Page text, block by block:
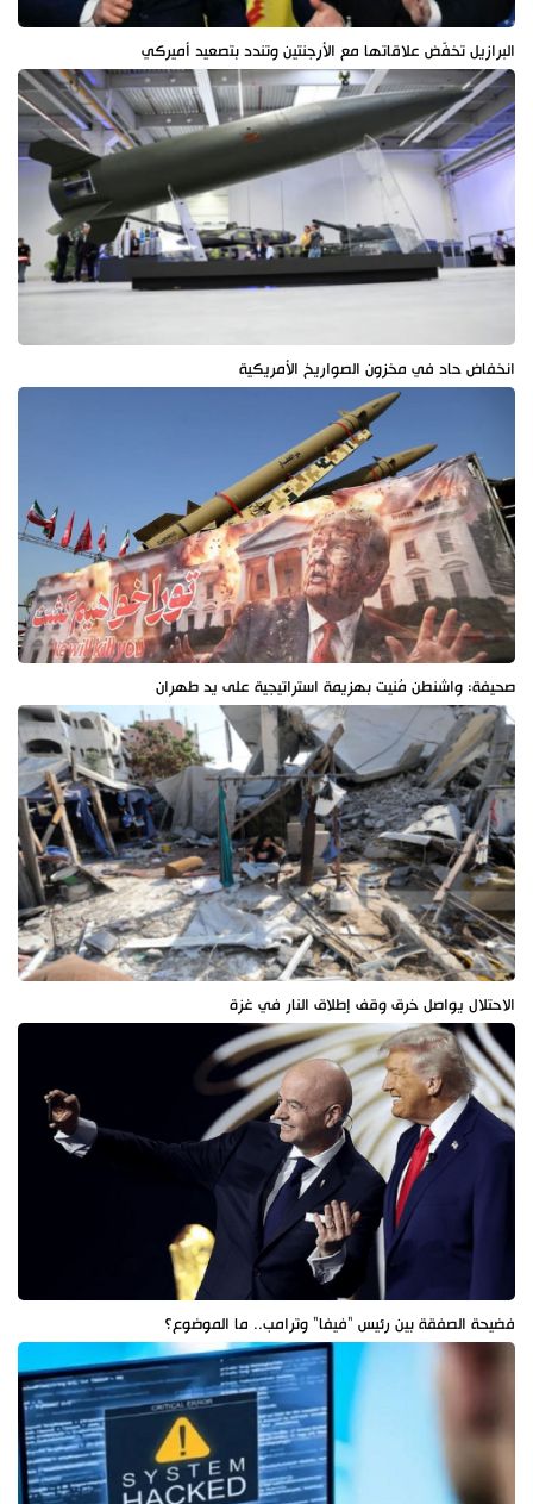
البرازيل تخفّض علاقاتها مع الأرجنتين وتندد بتصعيد أميركي
انخفاض حاد في مخزون الصواريخ الأمريكية
صحيفة: واشنطن مُنيت بهزيمة استراتيجية على يد طهران
الاحتلال يواصل خرق وقف إطلاق النار في غزة
فضيحة الصفقة بين رئيس "فيفا" وترامب.. ما الموضوع؟